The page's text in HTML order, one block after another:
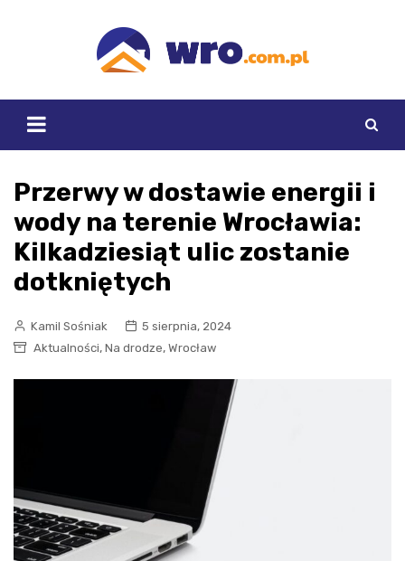
Przerwy w dostawie energii i
wody na terenie Wrocławia:
Kilkadziesiąt ulic zostanie
dotkniętych
Kamil Sośniak
5 sierpnia, 2024
Aktualności, Na drodze, Wrocław